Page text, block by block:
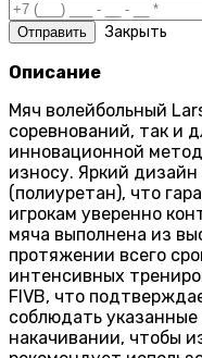
Закрыть
Описание
Мяч волейбольный
соревнований, так и
инновационной
износу. Яркий
(полиуретан), что
игрокам уверенно
мяча выполнена из
протяжении всего
интенсивных
FIVB, что
соблюдать
накачивании, чтобы